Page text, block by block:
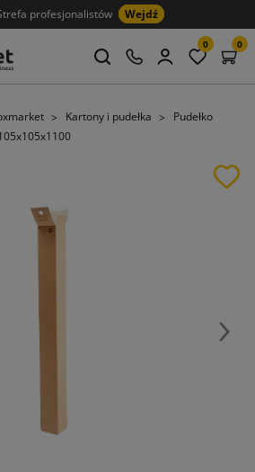
profesjonalistów Wejdź
0 0
Kartony i pudełka
Pudełko